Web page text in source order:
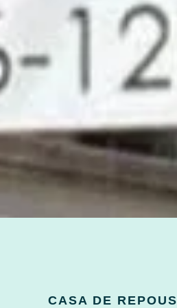
CASA DE